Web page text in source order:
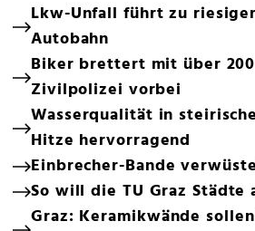
Lkw-Unfall führt zu
Autobahn
Biker brettert mit über
Zivilpolizei vorbei
Wasserqualität in
Hitze hervorragend
Einbrecher-Bande
So will die TU Graz Städte
Graz: Keramikwände